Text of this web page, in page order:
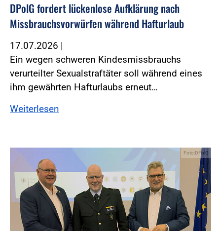
DPolG fordert lückenlose Aufklärung nach
Missbrauchsvorwürfen während Hafturlaub
17.07.2026 |
Ein wegen schweren Kindesmissbrauchs
verurteilter Sexualstraftäter soll während eines
ihm gewährten Hafturlaubs erneut…
Weiterlesen
Foto:DPolG